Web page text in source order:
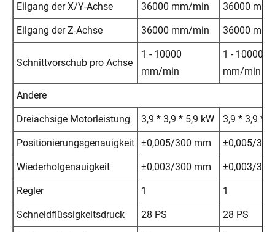
Eilgang der X/Y-Achse 36000 mm/min 36000
Eilgang der Z-Achse 36000 mm/min 36000
Schnittvorschub pro Achse
1 - 10000
mm/min
1 - 10000
mm/min
Andere
Dreiachsige Motorleistung 3,9 * 3,9 * 5,9 kW 3,9 * 3,9 *
Positionierungsgenauigkeit ±0,005/300 mm ±0,005/
Wiederholgenauigkeit ±0,003/300 mm ±0,003/
Regler 1 1
Schneidflüssigkeitsdruck 28 PS 28 PS